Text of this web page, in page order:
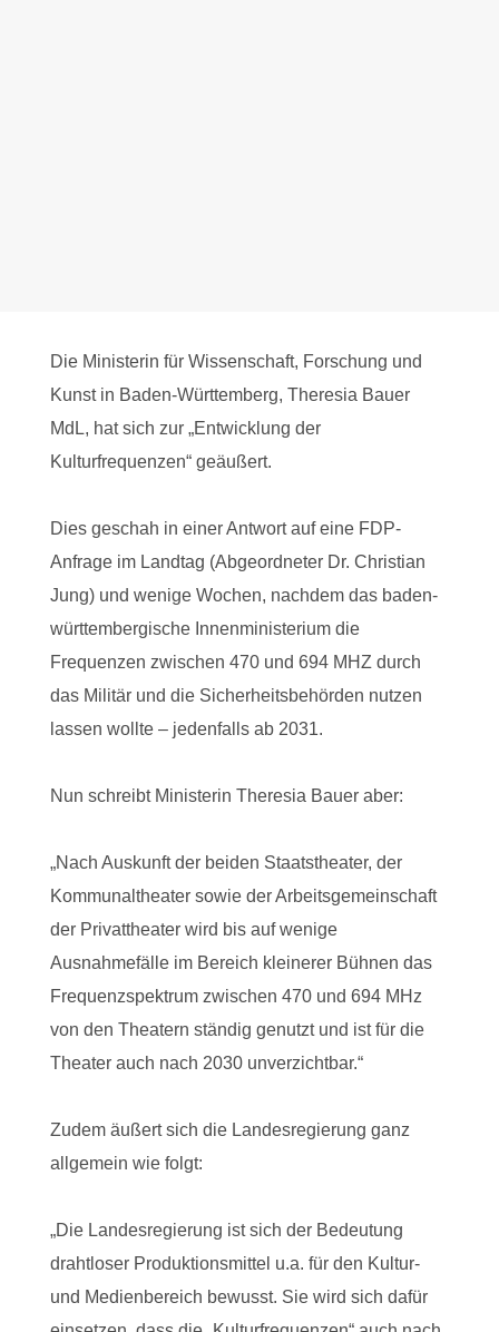
Die Ministerin für Wissenschaft, Forschung und
Kunst in Baden-Württemberg, Theresia Bauer
MdL, hat sich zur „Entwicklung der
Kulturfrequenzen“ geäußert.
Dies geschah in einer Antwort auf eine FDP-
Anfrage im Landtag (Abgeordneter Dr. Christian
Jung) und wenige Wochen, nachdem das baden-
württembergische Innenministerium die
Frequenzen zwischen 470 und 694 MHZ durch
das Militär und die Sicherheitsbehörden nutzen
lassen wollte – jedenfalls ab 2031.
Nun schreibt Ministerin Theresia Bauer aber:
„Nach Auskunft der beiden Staatstheater, der
Kommunaltheater sowie der Arbeitsgemeinschaft
der Privattheater wird bis auf wenige
Ausnahmefälle im Bereich kleinerer Bühnen das
Frequenzspektrum zwischen 470 und 694 MHz
von den Theatern ständig genutzt und ist für die
Theater auch nach 2030 unverzichtbar.“
Zudem äußert sich die Landesregierung ganz
allgemein wie folgt:
„Die Landesregierung ist sich der Bedeutung
drahtloser Produktionsmittel u.a. für den Kultur-
und Medienbereich bewusst. Sie wird sich dafür